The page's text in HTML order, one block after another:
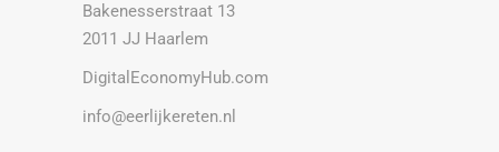
Bakenesserstraat 13
2011 JJ Haarlem
DigitalEconomyHub.com
info@eerlijkereten.nl